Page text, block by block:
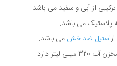
از آبی و سفید می باشد.
می باشد.
استیل ضد خش می باشد.
لیتر دارد.